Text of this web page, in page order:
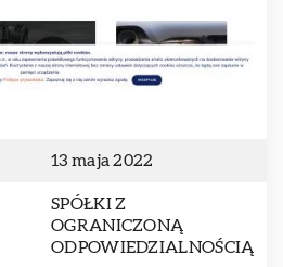
13 maja 2022
SPÓŁKI Z
OGRANICZONĄ
ODPOWIEDZIALNOŚCIĄ